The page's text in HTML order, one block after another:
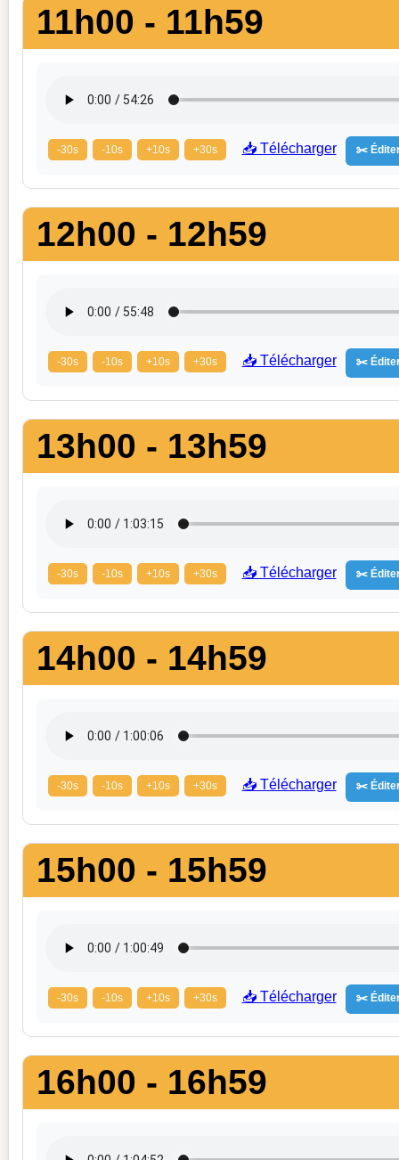
11h00 - 11h59
-30s -10s +10s +30s 📥 Télécharger ✂️
12h00 - 12h59
-30s -10s +10s +30s 📥 Télécharger ✂️
13h00 - 13h59
-30s -10s +10s +30s 📥 Télécharger ✂️
14h00 - 14h59
-30s -10s +10s +30s 📥 Télécharger ✂️
15h00 - 15h59
-30s -10s +10s +30s 📥 Télécharger ✂️
16h00 - 16h59